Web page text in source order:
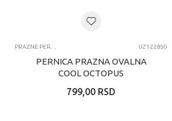
PRAZNE PERNICE UZ122850
PERNICA PRAZNA OVALNA
COOL OCTOPUS
799,00 RSD